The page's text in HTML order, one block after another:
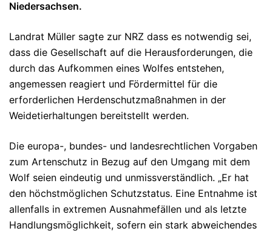
Niedersachsen.
Landrat Müller sagte zur NRZ dass es notwendig sei,
dass die Gesellschaft auf die Herausforderungen, die
durch das Aufkommen eines Wolfes entstehen,
angemessen reagiert und Fördermittel für die
erforderlichen Herdenschutzmaßnahmen in der
Weidetierhaltungen bereitstellt werden.
Die europa-, bundes- und landesrechtlichen Vorgaben
zum Artenschutz in Bezug auf den Umgang mit dem
Wolf seien eindeutig und unmissverständlich. „Er hat
den höchstmöglichen Schutzstatus. Eine Entnahme ist
allenfalls in extremen Ausnahmefällen und als letzte
Handlungsmöglichkeit, sofern ein stark abweichendes